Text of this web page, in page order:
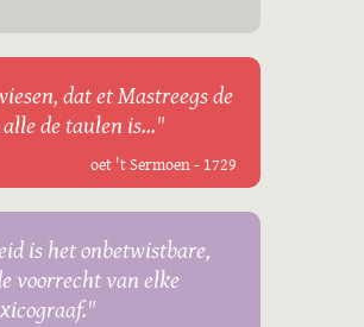
dat et Mastreegs de
de taulen is..."
oet 't Sermoen - 1729
is het onbetwistbare,
voorrecht van elke